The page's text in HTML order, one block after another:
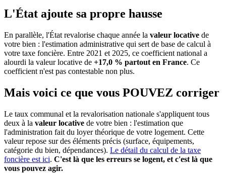
L'État ajoute sa propre hausse
En parallèle, l'État revalorise chaque année la valeur locative de
votre bien : l'estimation administrative qui sert de base de calcul à
votre taxe foncière. Entre 2021 et 2025, ce coefficient national a
alourdi la valeur locative de +17,0 % partout en France. Ce
coefficient n'est pas contestable non plus.
Mais voici ce que vous POUVEZ corriger
Le taux communal et la revalorisation nationale s'appliquent tous
deux à la valeur locative de votre bien : l'estimation que
l'administration fait du loyer théorique de votre logement. Cette
valeur repose sur des éléments précis (surface, équipements,
catégorie du bien, dépendances). Le détail du calcul de la taxe
foncière est ici. C'est là que les erreurs se logent, et c'est là que
vous pouvez agir.